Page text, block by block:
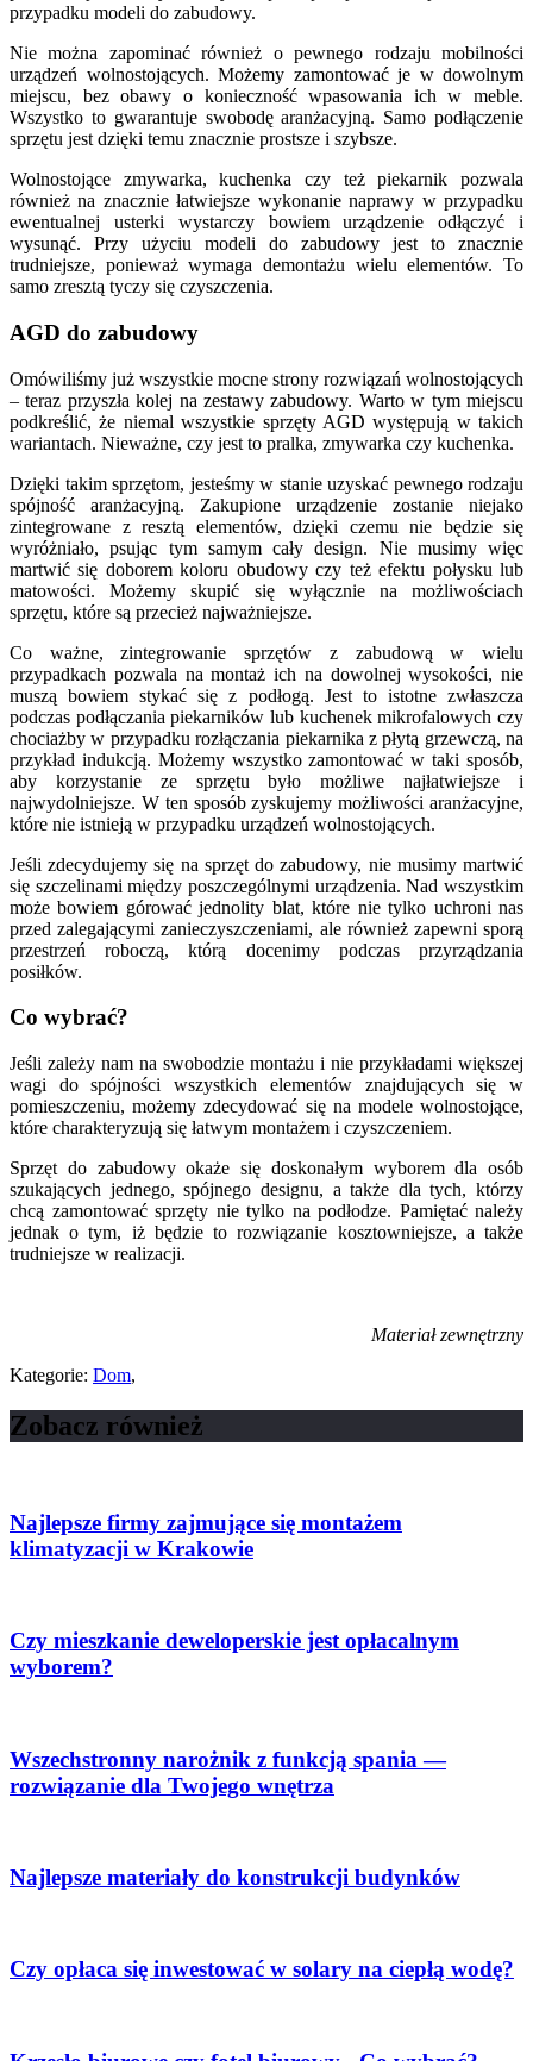
przypadku modeli do zabudowy.
Nie można zapominać również o pewnego rodzaju mobilności
urządzeń wolnostojących. Możemy zamontować je w dowolnym
miejscu, bez obawy o konieczność wpasowania ich w meble.
Wszystko to gwarantuje swobodę aranżacyjną. Samo podłączenie
sprzętu jest dzięki temu znacznie prostsze i szybsze.
Wolnostojące zmywarka, kuchenka czy też piekarnik pozwala
również na znacznie łatwiejsze wykonanie naprawy w przypadku
ewentualnej usterki wystarczy bowiem urządzenie odłączyć i
wysunąć. Przy użyciu modeli do zabudowy jest to znacznie
trudniejsze, ponieważ wymaga demontażu wielu elementów. To
samo zresztą tyczy się czyszczenia.
AGD do zabudowy
Omówiliśmy już wszystkie mocne strony rozwiązań wolnostojących
– teraz przyszła kolej na zestawy zabudowy. Warto w tym miejscu
podkreślić, że niemal wszystkie sprzęty AGD występują w takich
wariantach. Nieważne, czy jest to pralka, zmywarka czy kuchenka.
Dzięki takim sprzętom, jesteśmy w stanie uzyskać pewnego rodzaju
spójność aranżacyjną. Zakupione urządzenie zostanie niejako
zintegrowane z resztą elementów, dzięki czemu nie będzie się
wyróżniało, psując tym samym cały design. Nie musimy więc
martwić się doborem koloru obudowy czy też efektu połysku lub
matowości. Możemy skupić się wyłącznie na możliwościach
sprzętu, które są przecież najważniejsze.
Co ważne, zintegrowanie sprzętów z zabudową w wielu
przypadkach pozwala na montaż ich na dowolnej wysokości, nie
muszą bowiem stykać się z podłogą. Jest to istotne zwłaszcza
podczas podłączania piekarników lub kuchenek mikrofalowych czy
chociażby w przypadku rozłączania piekarnika z płytą grzewczą, na
przykład indukcją. Możemy wszystko zamontować w taki sposób,
aby korzystanie ze sprzętu było możliwe najłatwiejsze i
najwydolniejsze. W ten sposób zyskujemy możliwości aranżacyjne,
które nie istnieją w przypadku urządzeń wolnostojących.
Jeśli zdecydujemy się na sprzęt do zabudowy, nie musimy martwić
się szczelinami między poszczególnymi urządzenia. Nad wszystkim
może bowiem górować jednolity blat, które nie tylko uchroni nas
przed zalegającymi zanieczyszczeniami, ale również zapewni sporą
przestrzeń roboczą, którą docenimy podczas przyrządzania
posiłków.
Co wybrać?
Jeśli zależy nam na swobodzie montażu i nie przykładami większej
wagi do spójności wszystkich elementów znajdujących się w
pomieszczeniu, możemy zdecydować się na modele wolnostojące,
które charakteryzują się łatwym montażem i czyszczeniem.
Sprzęt do zabudowy okaże się doskonałym wyborem dla osób
szukających jednego, spójnego designu, a także dla tych, którzy
chcą zamontować sprzęty nie tylko na podłodze. Pamiętać należy
jednak o tym, iż będzie to rozwiązanie kosztowniejsze, a także
trudniejsze w realizacji.
Materiał zewnętrzny
Kategorie: Dom,
Zobacz również
Najlepsze firmy zajmujące się montażem
klimatyzacji w Krakowie
Czy mieszkanie deweloperskie jest opłacalnym
wyborem?
Wszechstronny narożnik z funkcją spania —
rozwiązanie dla Twojego wnętrza
Najlepsze materiały do konstrukcji budynków
Czy opłaca się inwestować w solary na ciepłą wodę?